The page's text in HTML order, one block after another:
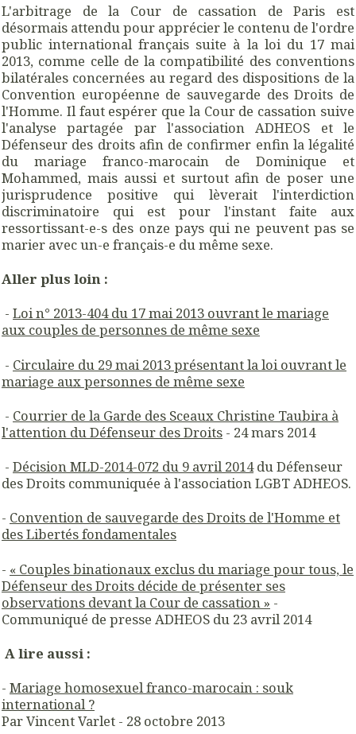
L'arbitrage de la Cour de cassation de Paris est
désormais attendu pour apprécier le contenu de l'ordre
public international français suite à la loi du 17 mai
2013, comme celle de la compatibilité des conventions
bilatérales concernées au regard des dispositions de la
Convention européenne de sauvegarde des Droits de
l'Homme. Il faut espérer que la Cour de cassation suive
l'analyse partagée par l'association ADHEOS et le
Défenseur des droits afin de confirmer enfin la légalité
du mariage franco-marocain de Dominique et
Mohammed, mais aussi et surtout afin de poser une
jurisprudence positive qui lèverait l'interdiction
discriminatoire qui est pour l'instant faite aux
ressortissant-e-s des onze pays qui ne peuvent pas se
marier avec un-e français-e du même sexe.
Aller plus loin :
- Loi n° 2013-404 du 17 mai 2013 ouvrant le mariage
aux couples de personnes de même sexe
- Circulaire du 29 mai 2013 présentant la loi ouvrant le
mariage aux personnes de même sexe
- Courrier de la Garde des Sceaux Christine Taubira à
l'attention du Défenseur des Droits - 24 mars 2014
- Décision MLD-2014-072 du 9 avril 2014du Défenseur
des Droits communiquée à l'association LGBT ADHEOS.
- Convention de sauvegarde des Droits de l'Homme et
des Libertés fondamentales
- « Couples binationaux exclus du mariage pour tous, le
Défenseur des Droits décide de présenter ses
observations devant la Cour de cassation » -
Communiqué de presse ADHEOS du 23 avril 2014
A lire aussi :
- Mariage homosexuel franco-marocain : souk
international ?
Par Vincent Varlet - 28 octobre 2013